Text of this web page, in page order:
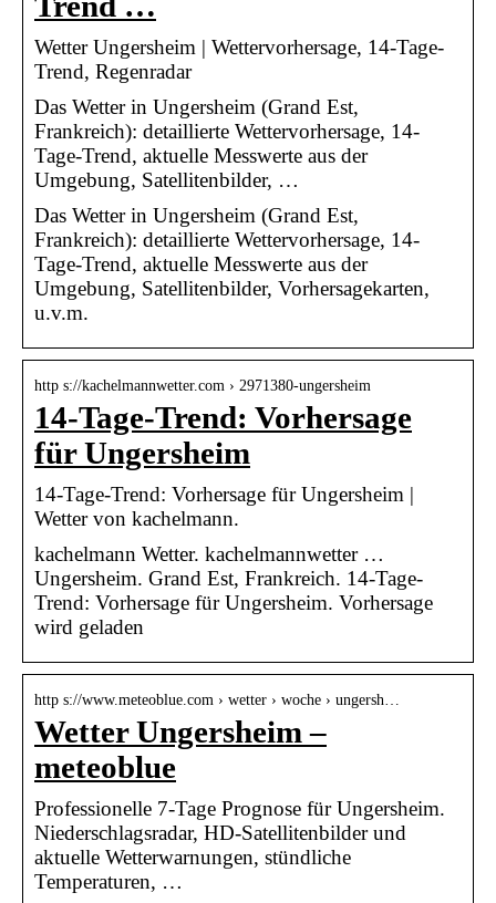
Wetter Ungersheim | Wettervorhersage, 14-Tage-
Trend, Regenradar
Das Wetter in Ungersheim (Grand Est,
Frankreich): detaillierte Wettervorhersage, 14-
Tage-Trend, aktuelle Messwerte aus der
Umgebung, Satellitenbilder, …
Das Wetter in Ungersheim (Grand Est,
Frankreich): detaillierte Wettervorhersage, 14-
Tage-Trend, aktuelle Messwerte aus der
Umgebung, Satellitenbilder, Vorhersagekarten,
u.v.m.
http s://kachelmannwetter.com › 2971380-ungersheim
14-Tage-Trend: Vorhersage
für Ungersheim
14-Tage-Trend: Vorhersage für Ungersheim |
Wetter von kachelmann.
kachelmann Wetter. kachelmannwetter …
Ungersheim. Grand Est, Frankreich. 14-Tage-
Trend: Vorhersage für Ungersheim. Vorhersage
wird geladen
http s://www.meteoblue.com › wetter › woche › ungersh…
Wetter Ungersheim –
meteoblue
Professionelle 7-Tage Prognose für Ungersheim.
Niederschlagsradar, HD-Satellitenbilder und
aktuelle Wetterwarnungen, stündliche
Temperaturen, …